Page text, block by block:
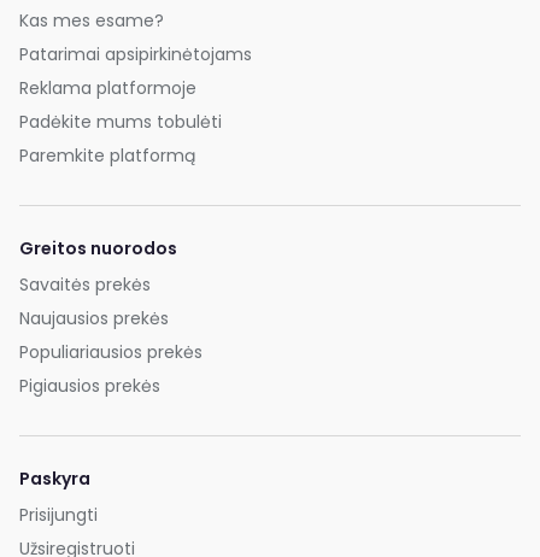
Kas mes esame?
Patarimai apsipirkinėtojams
Reklama platformoje
Padėkite mums tobulėti
Paremkite platformą
Greitos nuorodos
Savaitės prekės
Naujausios prekės
Populiariausios prekės
Pigiausios prekės
Paskyra
Prisijungti
Užsiregistruoti